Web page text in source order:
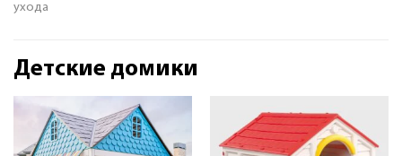
ухода
Детские домики